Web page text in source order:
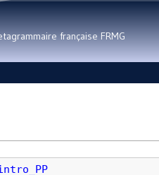
française FRMG